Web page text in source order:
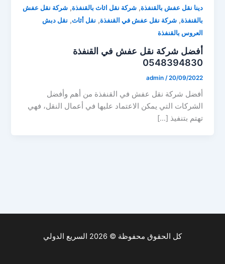
دينا نقل عفش بالقنفذة,شركة نقل اثاث بالقنفذة,شركة نقل عفش
بالقنفذة,شركة نقل عفش في القنفذة, نقل أثاث, نقل دبش
العروس بالقنفذة
أفضل شركة نقل عفش في القنفذة
0548394830
admin /20/09/2022
أفضل شركة نقل عفش في القنفذة من أهم وأفضل
الشركات التي يمكن الاعتماد عليها في أعمال النقل، فهي
تهتم بتنفيذ […]
كل الحقوق محفوظة © 2026 السريع الدولي